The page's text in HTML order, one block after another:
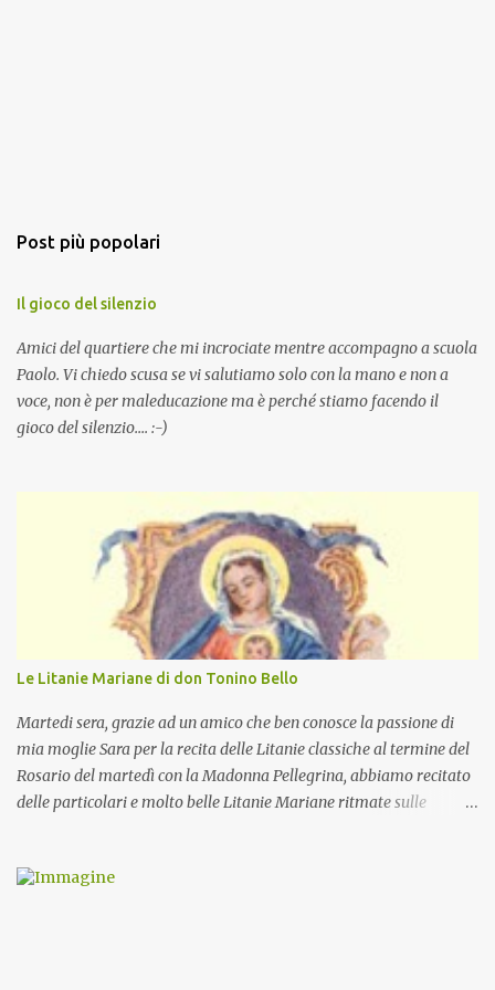
Post più popolari
Il gioco del silenzio
Amici del quartiere che mi incrociate mentre accompagno a scuola
Paolo. Vi chiedo scusa se vi salutiamo solo con la mano e non a
voce, non è per maleducazione ma è perché stiamo facendo il
gioco del silenzio.... :-)
Le Litanie Mariane di don Tonino Bello
Martedi sera, grazie ad un amico che ben conosce la passione di
mia moglie Sara per la recita delle Litanie classiche al termine del
Rosario del martedì con la Madonna Pellegrina, abbiamo recitato
delle particolari e molto belle Litanie Mariane ritmate sulle
preghiera.